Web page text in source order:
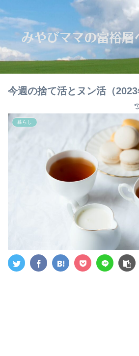
今週の捨て活とヌン活（2023
暮らし